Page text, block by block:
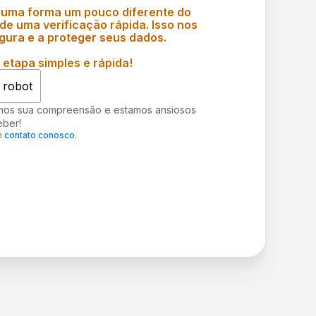
forma um pouco diferente do
uma verificação rápida. Isso nos
e a proteger seus dados.
simples e rápida!
robot
sua compreensão e estamos ansiosos
contato conosco.